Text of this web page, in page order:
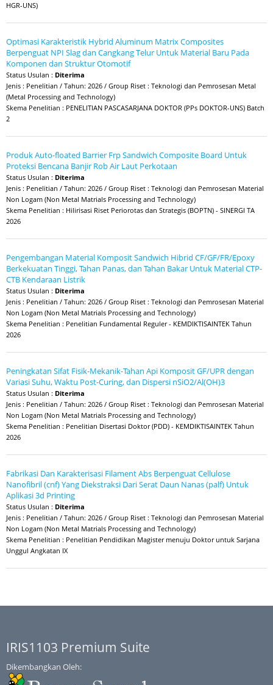
HGR-UNS)
Optimasi Karakteristik Hybrid Aluminum Matrix Composites
Berpenguat NPI Slag dan Cangkang Telur Untuk Material Baru Pada
Komponen dan Struktur Otomotif
Status Usulan : Diterima
Jenis : Penelitian / Tahun: 2026 / Group Riset : Teknologi dan Pemrosesan Metal
(Metal Processing and Technology)
Skema Penelitian : PENELITIAN PASCASARJANA DOKTOR (PPs DOKTOR-UNS) Batch
2
Produk Auto-floated Barrier Frp Sandwich Composite Board Untuk
Proteksi Bencana Banjir Rob Air Laut Perkotaan
Status Usulan : Diterima
Jenis : Penelitian / Tahun: 2026 / Group Riset : Teknologi dan Pemrosesan Material
Non Logam (Non Metal Matrials Processing and Technology)
Skema Penelitian : Hilirisasi Riset Periorotas dan Strategis (BOPTN) - SINERGI TA
2026
Pengembangan Material Komposit Sandwich Hibrid CF/GF/FR/Epoxy
Berkekuatan Tinggi, Tahan Panas, dan Tahan Bakar Untuk Material CTP-
CTB Kendaraan Listrik
Status Usulan : Diterima
Jenis : Penelitian / Tahun: 2026 / Group Riset : Teknologi dan Pemrosesan Material
Non Logam (Non Metal Matrials Processing and Technology)
Skema Penelitian : Penelitian Fundamental Reguler - KEMDIKTISAINTEK Tahun
2026
Peningkatan Sifat Fisik-Mekanik-Tahan Api Komposit GF/UPR dengan
Variasi Suhu, Waktu Post-Curing, dan Dispersi nSiO2/Al(OH)3
Status Usulan : Diterima
Jenis : Penelitian / Tahun: 2026 / Group Riset : Teknologi dan Pemrosesan Material
Non Logam (Non Metal Matrials Processing and Technology)
Skema Penelitian : Penelitian Disertasi Doktor (PDD) - KEMDIKTISAINTEK Tahun
2026
Fabrikasi Dan Karakterisasi Filament Abs Berpenguat Cellulose
Nanofibril (cnf) Yang Diekstraksi Dari Serat Daun Nanas (palf) Untuk
Aplikasi 3d Printing
Status Usulan : Diterima
Jenis : Penelitian / Tahun: 2026 / Group Riset : Teknologi dan Pemrosesan Material
Non Logam (Non Metal Matrials Processing and Technology)
Skema Penelitian : Penelitian Pendidikan Magister menuju Doktor untuk Sarjana
Unggul Angkatan IX
IRIS1103 Premium Suite
Dikembangkan Oleh: